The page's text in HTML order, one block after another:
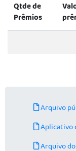
Qtde de
Prêmios
Arquivo
Aplicativo
Arquivo